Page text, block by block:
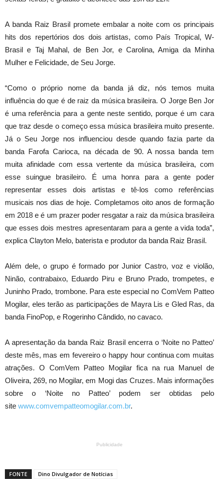
A banda Raiz Brasil promete embalar a noite com os principais
hits dos repertórios dos dois artistas, como País Tropical, W-
Brasil e Taj Mahal, de Ben Jor, e Carolina, Amiga da Minha
Mulher e Felicidade, de Seu Jorge.
“Como o próprio nome da banda já diz, nós temos muita
influência do que é de raiz da música brasileira. O Jorge Ben Jor
é uma referência para a gente neste sentido, porque é um cara
que traz desde o começo essa música brasileira muito presente.
Já o Seu Jorge nos influenciou desde quando fazia parte da
banda Farofa Carioca, na década de 90. A nossa banda tem
muita afinidade com essa vertente da música brasileira, com
esse suingue brasileiro. É uma honra para a gente poder
representar esses dois artistas e tê-los como referências
musicais nos dias de hoje. Completamos oito anos de formação
em 2018 e é um prazer poder resgatar a raiz da música brasileira
que esses dois mestres apresentaram para a gente a vida toda”,
explica Clayton Melo, baterista e produtor da banda Raiz Brasil.
Além dele, o grupo é formado por Junior Castro, voz e violão,
Ninão, contrabaixo, Eduardo Piru e Bruno Prado, trompetes, e
Juninho Prado, trombone. Para este especial no ComVem Patteo
Mogilar, eles terão as participações de Mayra Lis e Gled Ras, da
banda FinoPop, e Rogerinho Cândido, no cavaco.
A apresentação da banda Raiz Brasil encerra o ‘Noite no Patteo’
deste mês, mas em fevereiro o happy hour continua com muitas
atrações. O ComVem Patteo Mogilar fica na rua Manuel de
Oliveira, 269, no Mogilar, em Mogi das Cruzes. Mais informações
sobre o ‘Noite no Patteo’ podem ser obtidas pelo
site www.comvempatteomogilar.com.br.
Publicidade
FONTE Dino Divulgador de Notícias